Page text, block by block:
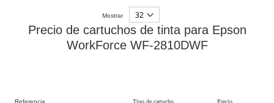
Mostrar
Precio de cartuchos de tinta para Epson
WorkForce WF-2810DWF